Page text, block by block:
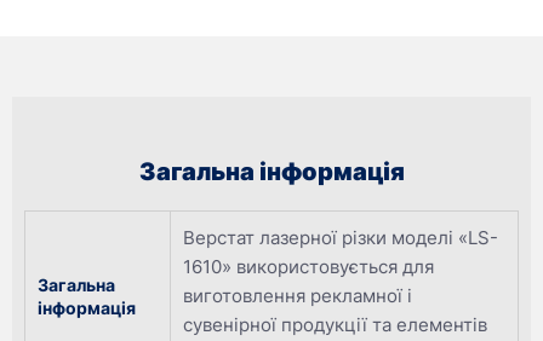
Загальна інформація
Загальна
інформація
Верстат лазерної різки моделі «LS-
1610» використовується для
виготовлення рекламної і
сувенірної продукції та елементів